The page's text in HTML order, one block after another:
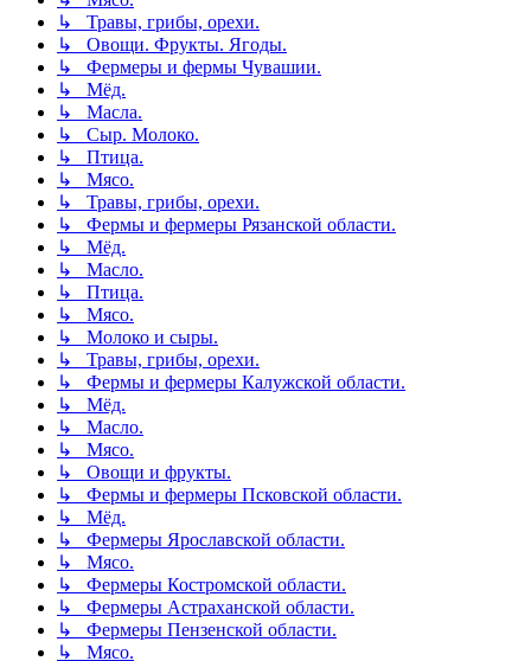
↳ Травы, грибы, орехи.
↳ Овощи. Фрукты. Ягоды.
↳ Фермеры и фермы Чувашии.
↳ Мёд.
↳ Масла.
↳ Сыр. Молоко.
↳ Птица.
↳ Мясо.
↳ Травы, грибы, орехи.
↳ Фермы и фермеры Рязанской области.
↳ Мёд.
↳ Масло.
↳ Птица.
↳ Мясо.
↳ Молоко и сыры.
↳ Травы, грибы, орехи.
↳ Фермы и фермеры Калужской области.
↳ Мёд.
↳ Масло.
↳ Мясо.
↳ Овощи и фрукты.
↳ Фермы и фермеры Псковской области.
↳ Мёд.
↳ Фермеры Ярославской области.
↳ Мясо.
↳ Фермеры Костромской области.
↳ Фермеры Астраханской области.
↳ Фермеры Пензенской области.
↳ Мясо.